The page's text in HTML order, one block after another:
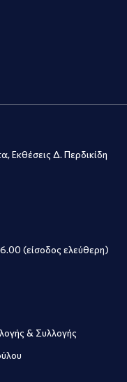
Εκθέσεις Δ. Περδικίδη
(είσοδος ελεύθερη)
& Συλλογής